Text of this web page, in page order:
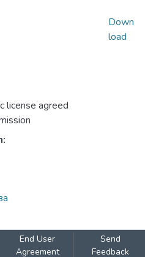
license agreed
Down
load
End User
Agreement
Send
Feedback